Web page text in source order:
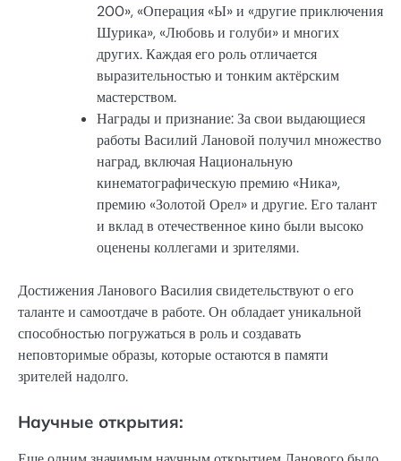
200», «Операция «Ы» и «другие приключения
Шурика», «Любовь и голуби» и многих
других. Каждая его роль отличается
выразительностью и тонким актёрским
мастерством.
Награды и признание: За свои выдающиеся
работы Василий Лановой получил множество
наград, включая Национальную
кинематографическую премию «Ника»,
премию «Золотой Орел» и другие. Его талант
и вклад в отечественное кино были высоко
оценены коллегами и зрителями.
Достижения Ланового Василия свидетельствуют о его
таланте и самоотдаче в работе. Он обладает уникальной
способностью погружаться в роль и создавать
неповторимые образы, которые остаются в памяти
зрителей надолго.
Научные открытия: